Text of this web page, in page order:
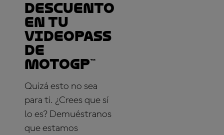
descuento
en tu
VideoPass
de
MotoGP™
Quizá esto no sea
para ti. ¿Crees que sí
lo es? Demuéstranos
que estamos